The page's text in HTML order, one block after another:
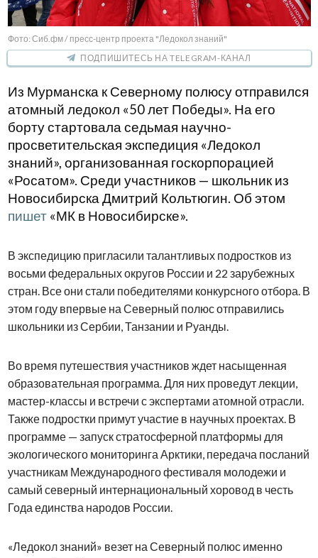
Фото: Сиб.фм / пресс-центр проекта "Ледокол знаний"
ПОДПИШИТЕСЬ НА TELEGRAM-КАНАЛ
Из Мурманска к Северному полюсу отправился
атомный ледокол «50 лет Победы». На его
борту стартовала седьмая научно-
просветительская экспедиция «Ледокол
знаний», организованная госкорпорацией
«Росатом». Среди участников — школьник из
Новосибирска Дмитрий Кольтюгин. Об этом
пишет «МК в Новосибирске».
В экспедицию пригласили талантливых подростков из
восьми федеральных округов России и 22 зарубежных
стран. Все они стали победителями конкурсного отбора. В
этом году впервые на Северный полюс отправились
школьники из Сербии, Танзании и Руанды.
Во время путешествия участников ждет насыщенная
образовательная программа. Для них проведут лекции,
мастер-классы и встречи с экспертами атомной отрасли.
Также подростки примут участие в научных проектах. В
программе — запуск стратосферной платформы для
экологического мониторинга Арктики, передача посланий
участникам Международного фестиваля молодежи и
самый северный интернациональный хоровод в честь
Года единства народов России.
«Ледокол знаний» везет на Северный полюс именно